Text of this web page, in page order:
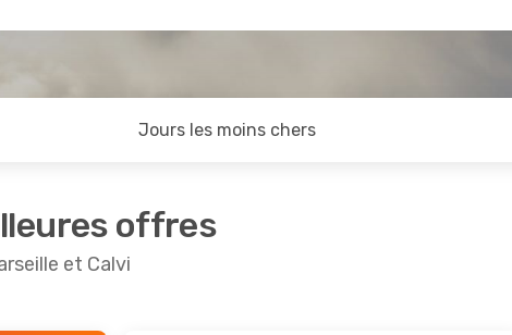
Jours les moins chers
offres
et Calvi